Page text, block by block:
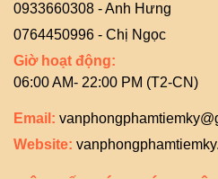
0933660308 - Anh Hưng
0764450996 - Chị Ngọc
Giờ hoạt động:
06:00 AM- 22:00 PM (T2-CN)
Email:
Website: